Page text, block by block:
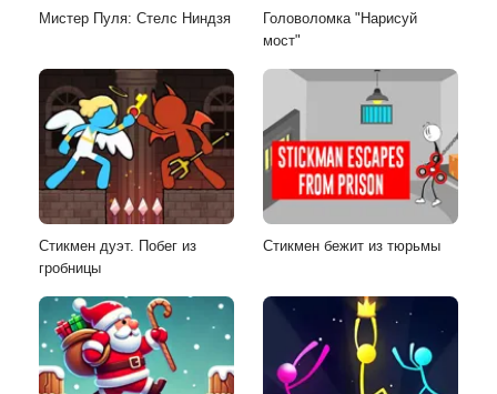
Мистер Пуля: Стелс Ниндзя
Головоломка "Нарисуй
мост"
Стикмен дуэт. Побег из
гробницы
Стикмен бежит из тюрьмы